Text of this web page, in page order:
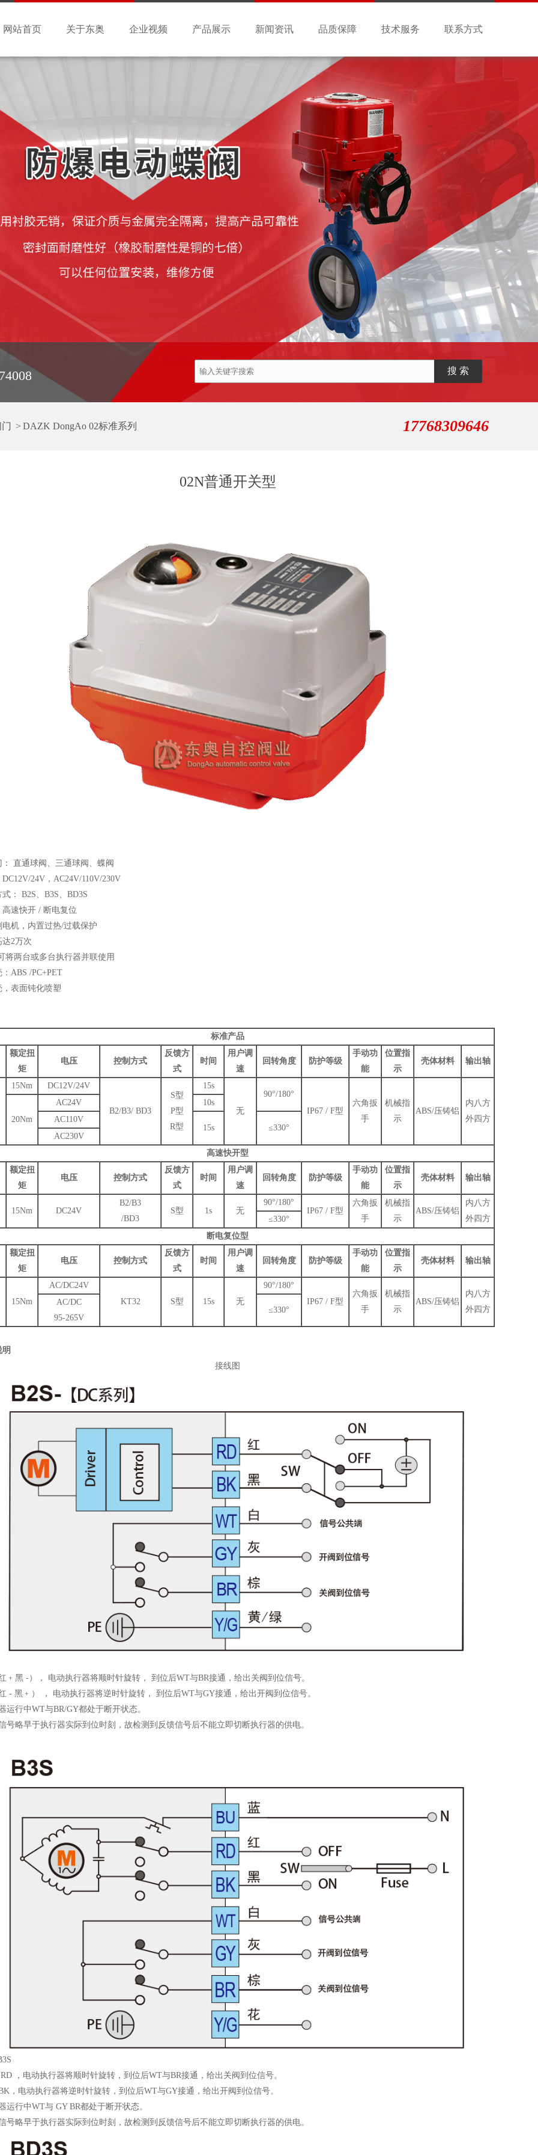
网站首页 关于东奥 企业视频 产品展示 新闻资讯 品质保障 技术服务 联系方式
17768309646
> DAZK DongAo 02标准系列
02N普通开关型
： 直通球阀、三通球阀、蝶阀
24V，AC24V/110V/230V
： B2S、B3S、BD3S
高速快开 / 断电复位
机，内置过热/过载保护
2万次
将两台或多台执行器并联使用
ABS /PC+PET
表面钝化喷塑
标准产品
额定扭
矩
电压 控制方式
反馈方
式
时间
用户调
速
回转角度 防护等级
手动功
能
位置指
示
壳体材料 输出轴
15Nm DC12V/24V
B2/B3/ BD3
S型
P型
R型
15s
无
90°/180°
IP67 / F型
六角扳
手
机械指
示
ABS/压铸铝
内八方
外四方
20Nm
AC24V
10s
AC110V
15s
≤330°
AC230V
高速快开型
额定扭
矩
电压 控制方式
反馈方
式
时间
用户调
速
回转角度 防护等级
手动功
能
位置指
示
壳体材料 输出轴
15Nm DC24V
B2/B3
/BD3
S型 1s 无
90°/180°
IP67 / F型
六角扳
手
机械指
示
ABS/压铸铝
内八方
外四方
≤330°
断电复位型
额定扭
矩
电压 控制方式
反馈方
式
时间
用户调
速
回转角度 防护等级
手动功
能
位置指
示
壳体材料 输出轴
15Nm
AC/DC24V
KT32
S型 15s 无
90°/180°
IP67 / F型
六角扳
手
机械指
示
ABS/压铸铝
内八方
外四方
AC/DC
95-265V
≤330°
接线图
﹢黑 -）， 电动执行器将顺时针旋转， 到位后WT与BR接通，给出关阀到位信号。
- 黑﹢） ， 电动执行器将逆时针旋转， 到位后WT与GY接通，给出开阀到位信号。
运行中WT与BR/GY都处于断开状态。
号略早于执行器实际到位时刻，故检测到反馈信号后不能立即切断执行器的供电。
，电动执行器将顺时针旋转，到位后WT与BR接通，给出关阀到位信号。
，电动执行器将逆时针旋转，到位后WT与GY接通，给出开阀到位信号。
运行中WT与 GY BR都处于断开状态。
号略早于执行器实际到位时刻，故检测到反馈信号后不能立即切断执行器的供电。